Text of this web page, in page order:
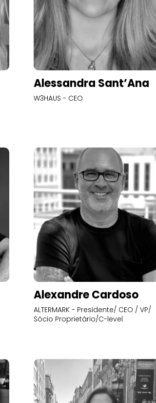
Alessandra Sant’Ana
W3HAUS - CEO
Alexandre Cardoso
ALTERMARK - Presidente/ CEO / VP/
Sócio Proprietário/C-level